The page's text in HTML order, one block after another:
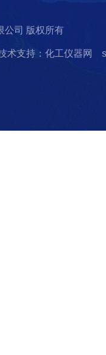
公司 版权所有
术支持：化工仪器网